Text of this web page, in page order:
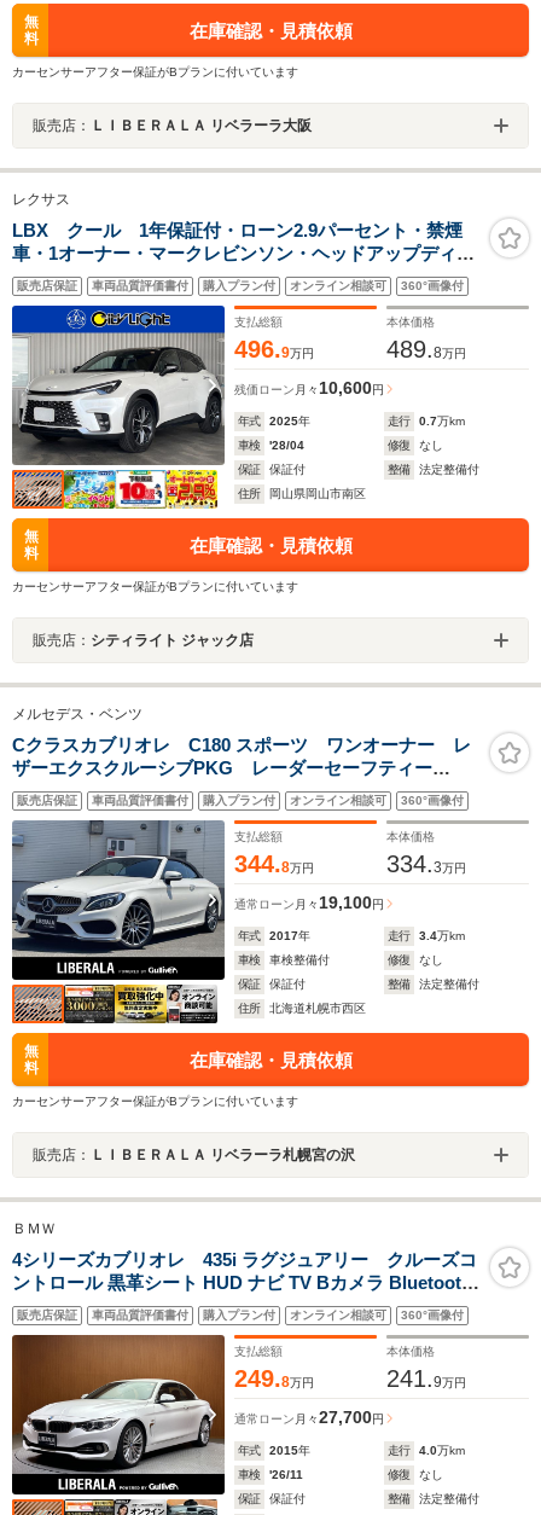
無
料
在庫確認・見積依頼
カーセンサーアフター保証がBプランに付いています
販売店： ＬＩＢＥＲＡＬＡ リベラーラ大阪
レクサス
LBX クール 1年保証付・ローン2.9パーセント・禁煙
車・1オーナー・マークレビンソン・ヘッドアップディス
プレイ・ワイヤレス充電・ナビ・TV・Bluetooth・パノラ
ミックビューモニター・レクサスセーフティ・クルーズ
コントロール
販売店保証 車両品質評価書付 購入プラン付 オンライン相談可 360°画像付
支払総額
496.9万円
本体価格
489.8万円
残価ローン 月々10,600円
年式 2025年 走行 0.7万km
車検
'28/04 修復
なし
保証
保証付 整備
法定整備付
住所
岡山県岡山市南区
無
料
在庫確認・見積依頼
カーセンサーアフター保証がBプランに付いています
販売店： シティライト ジャック店
メルセデス・ベンツ
Cクラスカブリオレ C180 スポーツ ワンオーナー レ
ザーエクスクルーシブPKG レーダーセーフティー
PKG パークトロニック アクティブパーキングアシス
ト メモリーシート シートヒーター 純正ナビ フル
セグTV バックカメラ ETC2.0 ACC BSM
販売店保証 車両品質評価書付 購入プラン付 オンライン相談可 360°画像付
支払総額
344.8万円
本体価格
334.3万円
通常ローン 月々19,100円
年式 2017年 走行 3.4万km
車検
車検整備付 修復
なし
保証
保証付 整備
法定整備付
住所
北海道札幌市西区
無
料
在庫確認・見積依頼
カーセンサーアフター保証がBプランに付いています
販売店： ＬＩＢＥＲＡＬＡ リベラーラ札幌宮の沢
ＢＭＷ
4シリーズカブリオレ 435i ラグジュアリー クルーズコ
ントロール 黒革シート HUD ナビ TV Bカメラ Bluetooth
接続 PDC 電動シート シートヒーター コンフォートアク
セス キセノンヘッドライト 衝突軽減ブレーキ レーンキー
販売店保証 車両品質評価書付 購入プラン付 オンライン相談可 360°画像付
支払総額
249.8万円
本体価格
241.9万円
通常ローン 月々27,700円
年式 2015年 走行 4.0万km
車検
'26/11 修復
なし
保証
保証付 整備
法定整備付